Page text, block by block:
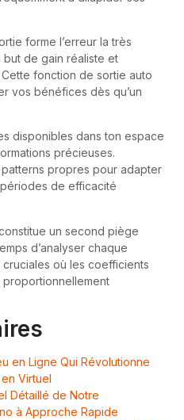
forme l’erreur la très
but de gain réaliste et
fonction de sortie auto
vos bénéfices dès qu’un
disponibles dans ton espace
précieuses.
propres pour adapter
de efficacité
un second piège
d’analyser chaque
où les coefficients
proportionnellement
en Ligne Qui Révolutionne
Virtuel
Détaillé de Notre
à Approche Rapide